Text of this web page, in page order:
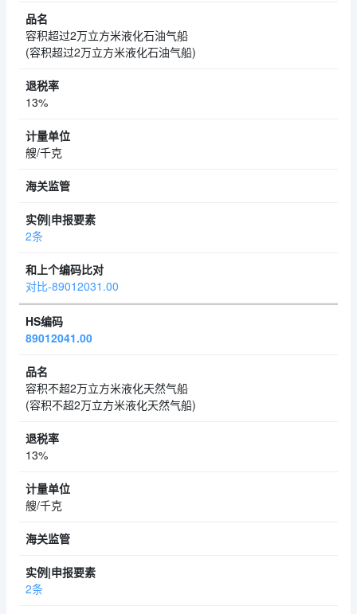
容积超过2万立方米液化石油气船
(容积超过2万立方米液化石油气船)
13%
艘/千克
2条
对比-89012031.00
89012041.00
容积不超2万立方米液化天然气船
(容积不超2万立方米液化天然气船)
13%
艘/千克
2条